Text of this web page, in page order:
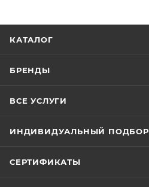
КАТАЛОГ
БРЕНДЫ
ВСЕ УСЛУГИ
ИНДИВИДУАЛЬНЫЙ ПОДБОР
СЕРТИФИКАТЫ